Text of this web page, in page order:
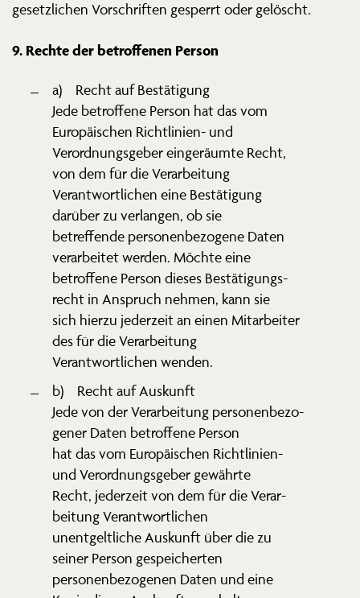
gesetz­lichen Vorschriften gesperrt oder gelöscht.
9. Rechte der betrof­fenen Person
a) Recht auf Bestä­tigung
Jede betroffene Person hat das vom
Europäi­schen Richt­linien- und
Verord­nungs­geber einge­räumte Recht,
von dem für die Verar­beitung
Verant­wort­lichen eine Bestä­tigung
darüber zu verlangen, ob sie
betref­fende perso­nen­be­zogene Daten
verar­beitet werden. Möchte eine
betroffene Person dieses Bestä­ti­gungs­
recht in Anspruch nehmen, kann sie
sich hierzu jederzeit an einen Mitar­beiter
des für die Verar­beitung
Verant­wort­lichen wenden.
b) Recht auf Auskunft
Jede von der Verar­beitung perso­nen­be­zo­
gener Daten betroffene Person
hat das vom Europäi­schen Richt­linien-
und Verord­nungs­geber gewährte
Recht, jederzeit von dem für die Verar­
beitung Verant­wort­lichen
unent­gelt­liche Auskunft über die zu
seiner Person gespei­cherten
perso­nen­be­zo­genen Daten und eine